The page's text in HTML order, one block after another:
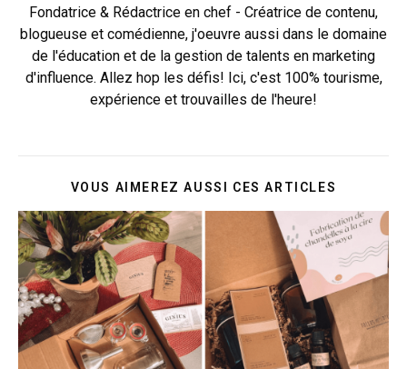
Fondatrice & Rédactrice en chef - Créatrice de contenu,
blogueuse et comédienne, j'oeuvre aussi dans le domaine
de l'éducation et de la gestion de talents en marketing
d'influence. Allez hop les défis! Ici, c'est 100% tourisme,
expérience et trouvailles de l'heure!
VOUS AIMEREZ AUSSI CES ARTICLES